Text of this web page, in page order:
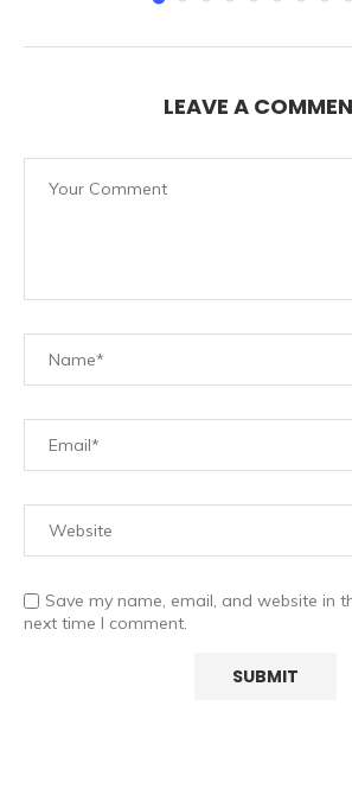
LEAVE A
Save my name, email, and website in
next time I comment.